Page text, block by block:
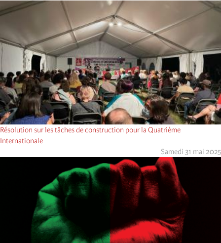
Résolution sur les tâches de construction pour la Quatrième
Internationale
Samedi 31 mai 2025